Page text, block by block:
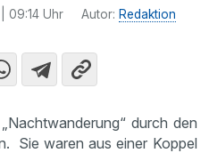
| 09:14 Uhr Autor: Redaktion
durch den
Sie waren aus einer Koppel